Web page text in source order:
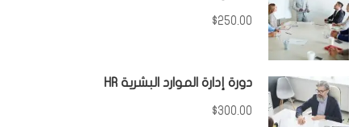
$250.00
دورة إدارة الموارد البشرية HR
$300.00